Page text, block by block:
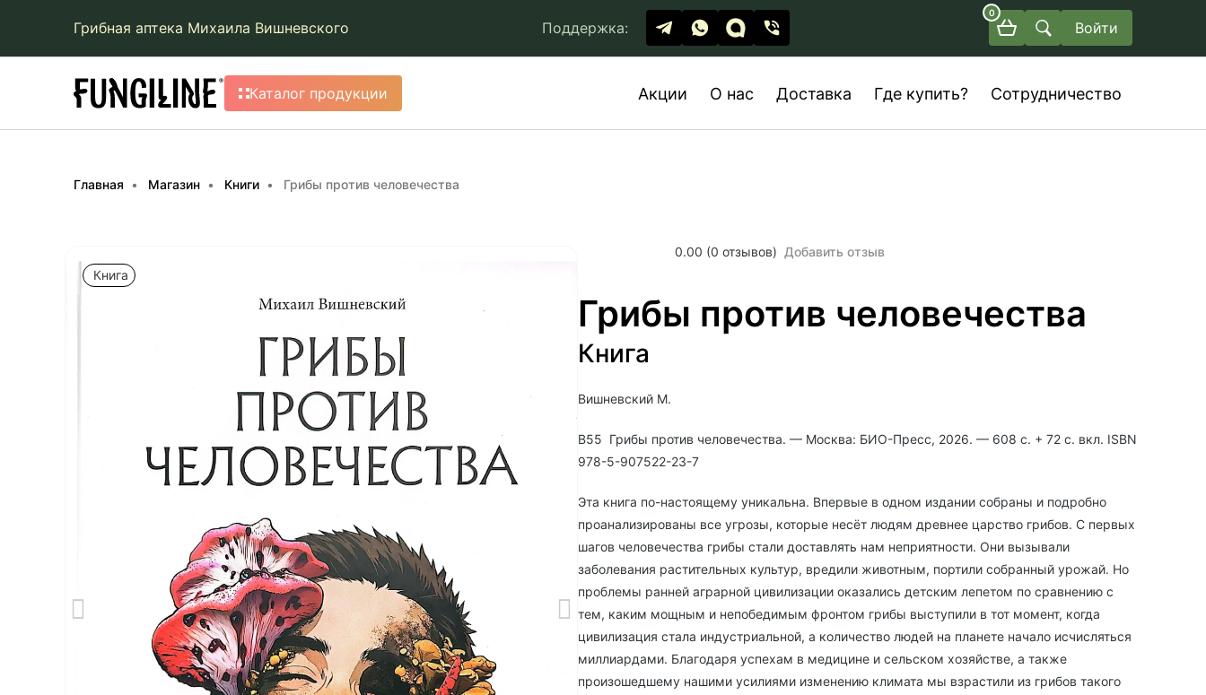
Грибная аптека Михаила Вишневского Поддержка:
0
Войти
Каталог продукции Акции О нас Доставка Где купить? Сотрудничество
Главная Магазин Книги Грибы против человечества
Книга
0.00 (0 отзывов) Добавить отзыв
Грибы против человечества
Книга
Вишневский М.
В55 Грибы против человечества. — Москва: БИО-Пресс, 2026. — 608 с. + 72 с. вкл. ISBN
978-5-907522-23-7
Эта книга по-настоящему уникальна. Впервые в одном издании собраны и подробно
проанализированы все угрозы, которые несёт людям древнее царство грибов. С первых
шагов человечества грибы стали доставлять нам неприятности. Они вызывали
заболевания растительных культур, вредили животным, портили собранный урожай. Но
проблемы ранней аграрной цивилизации оказались детским лепетом по сравнению с
тем, каким мощным и непобедимым фронтом грибы выступили в тот момент, когда
цивилизация стала индустриальной, а количество людей на планете начало исчисляться
миллиардами. Благодаря успехам в медицине и сельском хозяйстве, а также
произошедшему нашими усилиями изменению климата мы взрастили из грибов такого